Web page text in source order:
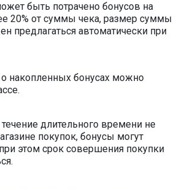
быть потрачено бонусов на
20% от суммы чека, размер суммы
предлагаться автоматически при
накопленных бонусах можно
течение длительного времени не
покупок, бонусы могут
этом срок совершения покупки